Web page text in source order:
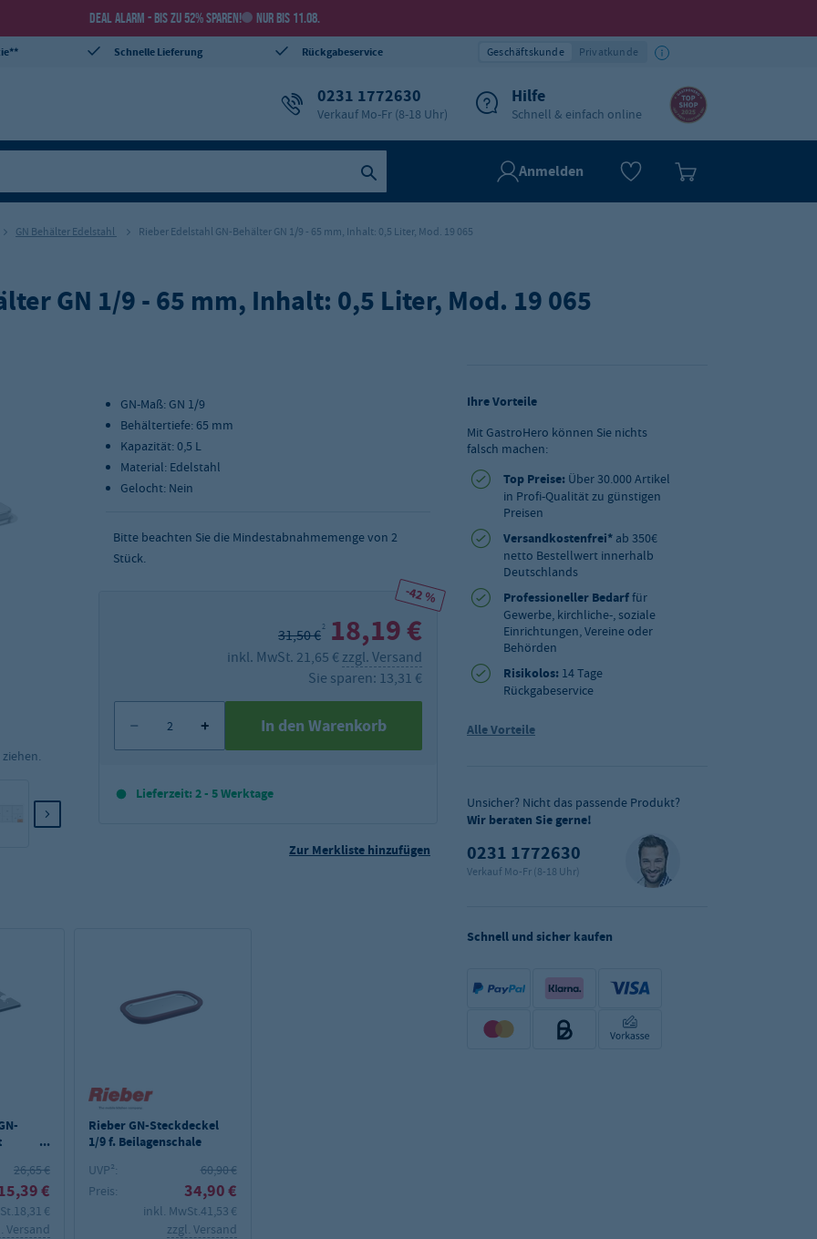
DEAL ALARM - BIS ZU 52% SPAREN! NUR BIS 11.08.
Schnelle Lieferung Rückgabeservice Geschäftskunde Privatkunde
0231 1772630
Verkauf Mo-Fr (8-18 Uhr)
Hilfe
Schnell & einfach online
Anmelden
GN Behälter Edelstahl Rieber Edelstahl GN-Behälter GN 1/9 - 65 mm, Inhalt: 0,5 Liter, Mod. 19 065
GN 1/9 - 65 mm, Inhalt: 0,5 Liter, Mod. 19 065
GN-Maß: GN 1/9
Behältertiefe: 65 mm
Kapazität: 0,5 L
Material: Edelstahl
Gelocht: Nein
Bitte beachten Sie die Mindestabnahmemenge von 2
Stück.
-42 %
31,50 €2 18,19 €
inkl. MwSt. 21,65 € zzgl. Versand
Sie sparen: 13,31 €
In den Warenkorb
Lieferzeit: 2 - 5 Werktage
Zur Merkliste hinzufügen
26,65 €
€
18,31 €
Versand
Rieber GN-Steckdeckel
1/9 f. Beilagenschale
UVP²:
60,90 €
Preis:
34,90 €
inkl. MwSt.41,53 €
zzgl. Versand
Ihre Vorteile
Mit GastroHero können Sie nichts
falsch machen:
Top Preise: Über 30.000 Artikel
in Profi-Qualität zu günstigen
Preisen
Versandkostenfrei* ab 350€
netto Bestellwert innerhalb
Deutschlands
Professioneller Bedarffür
Gewerbe, kirchliche-, soziale
Einrichtungen, Vereine oder
Behörden
Risikolos: 14 Tage
Rückgabeservice
Alle Vorteile
Unsicher? Nicht das passende Produkt?
Wir beraten Sie gerne!
0231 1772630
Verkauf Mo-Fr (8-18 Uhr)
Schnell und sicher kaufen